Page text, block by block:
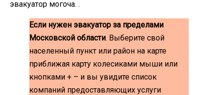
эвакуатор могоча. .
Если нужен эвакуатор за пределами
Московской области. Выберите свой
населенный пункт или район на карте
приближая карту колесиками мыши или
кнопками + – и вы увидите список
компаний предоставляющих услуги